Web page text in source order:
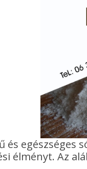
és egészséges
élményt. Az